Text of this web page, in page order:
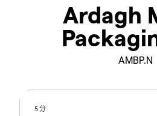
Ardagh
AMBP.N
5 分